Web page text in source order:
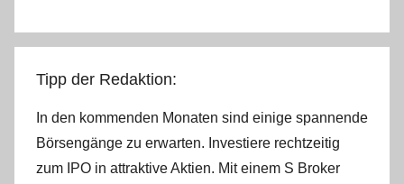
Tipp der Redaktion:
In den kommenden Monaten sind einige spannende
Börsengänge zu erwarten. Investiere rechtzeitig
zum IPO in attraktive Aktien. Mit einem S Broker